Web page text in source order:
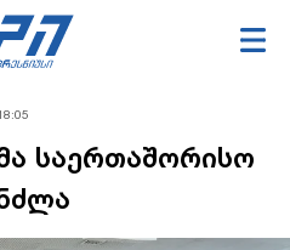
საერთაშორისო